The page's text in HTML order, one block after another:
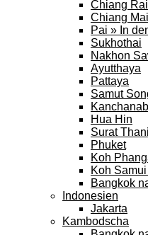
Chiang
Chiang Mai
Pai » In
Sukhothai
Nakhon
Ayutthaya
Pattaya
Samut
Hua Hin
Surat
Phuket
Koh
Koh
Bangkok
Indonesien
Jakarta
Kambodscha